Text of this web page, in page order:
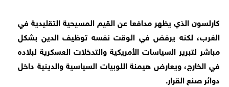
كارلسون الذي يظهر مدافعا عن القيم المسيحية التقليدية في
الغرب، لكنه يرفض في الوقت نفسه توظيف الدين بشكل
مباشر لتبرير السياسات الأمريكية والتدخلات العسكرية لبلاده
في الخارج، ويعارض هيمنة اللوبيات السياسية والدينية داخل
دوائر صنع القرار.